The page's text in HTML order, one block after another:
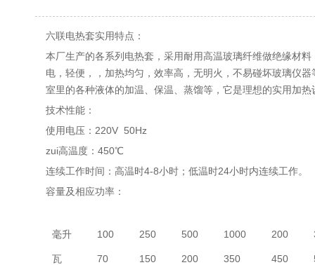
六联电热套实用特点：
本厂生产的各系列电热套，采用耐用高温玻璃纤维做绝缘材
电，轻便，，加热均匀，效率高，无明火，不易碰坏玻璃仪
室里的各种液体的加温、保温、蒸馏等，它是理想的实用加
技术性能：
使用电压：220V 50Hz
zui高温度：450℃
连续工作时间：高温时4-8小时；低温时24小时内连续工作。
容量及相应功率：
毫升 100 250 500 1000 200
瓦 70 150 200 350 450